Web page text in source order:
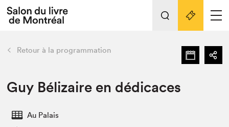
Tout sur l'édition 2022
Actualités
Vidéos et Balados
retour Nos activités
Édition 2022
Liens pratiques
Retour à la programmation
Guy Bélizaire en dédicaces
Au Palais